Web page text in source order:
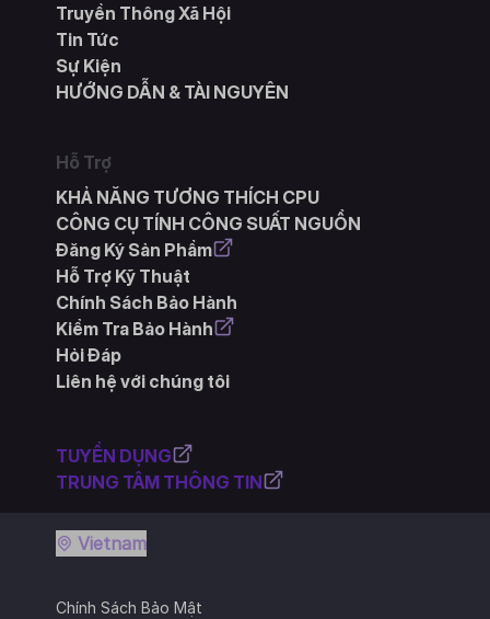
Truyền Thông Xã Hội
Tin Tức
Sự Kiện
HƯỚNG DẪN & TÀI NGUYÊN
Hỗ Trợ
KHẢ NĂNG TƯƠNG THÍCH CPU
CÔNG CỤ TÍNH CÔNG SUẤT NGUỒN
Đăng Ký Sản Phẩm
Hỗ Trợ Kỹ Thuật
Chính Sách Bảo Hành
Kiểm Tra Bảo Hành
Hỏi Đáp
Liên hệ với chúng tôi
TUYỂN DỤNG
TRUNG TÂM THÔNG TIN
Chính Sách Bảo Mật
Vietnam